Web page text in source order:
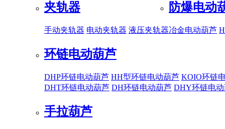
夹轨器
手动夹轨器 电动夹轨器 液压夹轨器
防爆电动
冶金电动葫芦
环链电动葫芦
DHP环链电动葫芦 HH型环链电动葫芦 KOIO环链
DHT环链电动葫芦 DH环链电动葫芦 DHY环链电
手拉葫芦